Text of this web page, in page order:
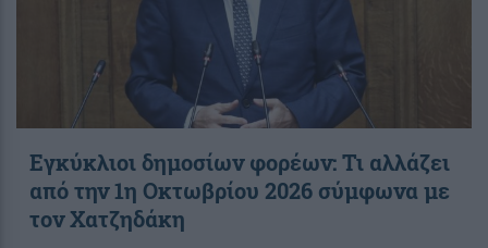
Εγκύκλιοι δημοσίων φορέων: Τι αλλάζει
από την 1η Οκτωβρίου 2026 σύμφωνα με
τον Χατζηδάκη